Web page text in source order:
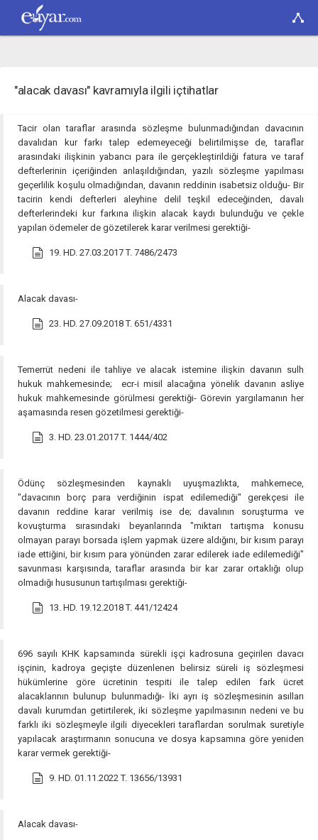
"alacak davası" kavramıyla ilgili içtihatlar
Tacir olan taraflar arasında sözleşme bulunmadığından davacının
davalıdan kur farkı talep edemeyeceği belirtilmişse de, taraflar
arasındaki ilişkinin yabancı para ile gerçekleştirildiği fatura ve taraf
defterlerinin içeriğinden anlaşıldığından, yazılı sözleşme yapılması
geçerlilik koşulu olmadığından, davanın reddinin isabetsiz olduğu- Bir
tacirin kendi defterleri aleyhine delil teşkil edeceğinden, davalı
defterlerindeki kur farkına ilişkin alacak kaydı bulunduğu ve çekle
yapılan ödemeler de gözetilerek karar verilmesi gerektiği-
19. HD. 27.03.2017 T. 7486/2473
Alacak davası-
23. HD. 27.09.2018 T. 651/4331
Temerrüt nedeni ile tahliye ve alacak istemine ilişkin davanın sulh
hukuk mahkemesinde; ecr-i misil alacağına yönelik davanın asliye
hukuk mahkemesinde görülmesi gerektiği- Görevin yargılamanın her
aşamasında resen gözetilmesi gerektiği-
3. HD. 23.01.2017 T. 1444/402
Ödünç sözleşmesinden kaynaklı uyuşmazlıkta, mahkemece,
"davacının borç para verdiğinin ispat edilemediği" gerekçesi ile
davanın reddine karar verilmiş ise de; davalının soruşturma ve
kovuşturma sırasındaki beyanlarında "miktarı tartışma konusu
olmayan parayı borsada işlem yapmak üzere aldığını, bir kısım parayı
iade ettiğini, bir kısım para yönünden zarar edilerek iade edilemediği"
savunması karşısında, taraflar arasında bir kar zarar ortaklığı olup
olmadığı hususunun tartışılması gerektiği-
13. HD. 19.12.2018 T. 441/12424
696 sayılı KHK kapsamında sürekli işçi kadrosuna geçirilen davacı
işçinin, kadroya geçişte düzenlenen belirsiz süreli iş sözleşmesi
hükümlerine göre ücretinin tespiti ile talep edilen fark ücret
alacaklarının bulunup bulunmadığı- İki ayrı iş sözleşmesinin asılları
davalı kurumdan getirtilerek, iki sözleşme yapılmasının nedeni ve bu
farklı iki sözleşmeyle ilgili diyecekleri taraflardan sorulmak suretiyle
yapılacak araştırmanın sonucuna ve dosya kapsamına göre yeniden
karar vermek gerektiği-
9. HD. 01.11.2022 T. 13656/13931
Alacak davası-